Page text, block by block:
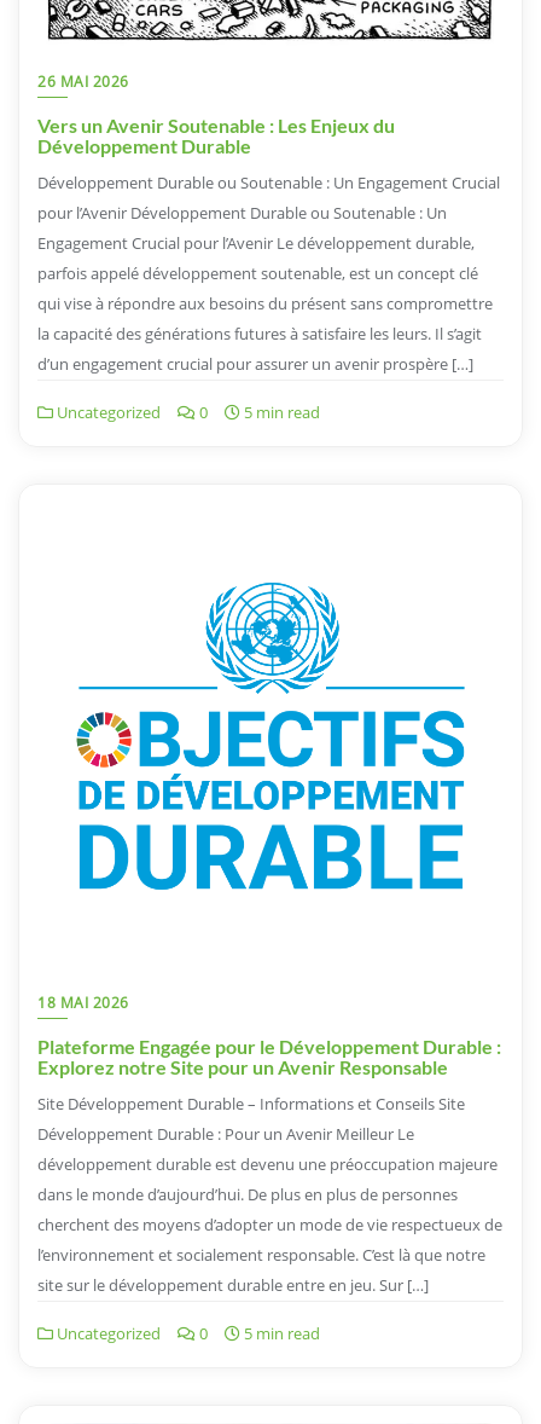
26 MAI 2026
Vers un Avenir Soutenable : Les Enjeux du
Développement Durable
Développement Durable ou Soutenable : Un Engagement Crucial
pour l’Avenir Développement Durable ou Soutenable : Un
Engagement Crucial pour l’Avenir Le développement durable,
parfois appelé développement soutenable, est un concept clé
qui vise à répondre aux besoins du présent sans compromettre
la capacité des générations futures à satisfaire les leurs. Il s’agit
d’un engagement crucial pour assurer un avenir prospère […]
Uncategorized 0 5 min read
18 MAI 2026
Plateforme Engagée pour le Développement Durable :
Explorez notre Site pour un Avenir Responsable
Site Développement Durable – Informations et Conseils Site
Développement Durable : Pour un Avenir Meilleur Le
développement durable est devenu une préoccupation majeure
dans le monde d’aujourd’hui. De plus en plus de personnes
cherchent des moyens d’adopter un mode de vie respectueux de
l’environnement et socialement responsable. C’est là que notre
site sur le développement durable entre en jeu. Sur […]
Uncategorized 0 5 min read